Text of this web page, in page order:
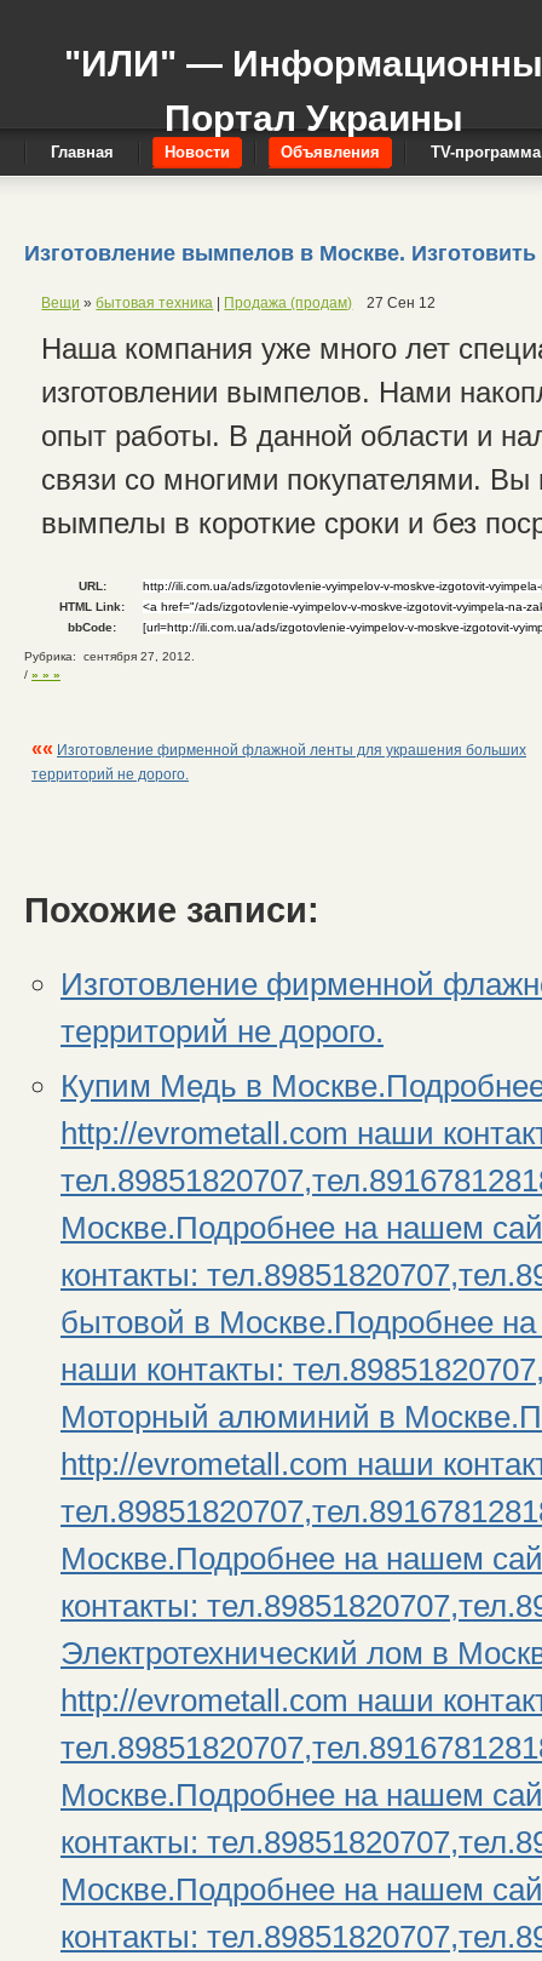
"ИЛИ" —
Портал Украины
Главная Новости Объявления TV-программа
Изготовление вымпелов в Москве.
Вещи »бытовая техника Продажа (продам) 27 Сен 12
Наша компания уже много лет
изготовлении вымпелов. Нами
опыт работы. В данной области и
связи со многими покупателями. Вы
вымпелы в короткие сроки и без
URL:
HTML Link:
bbCode:
Рубрика: сентября 27, 2012.
/ » » »
«« Изготовление фирменной флажной ленты для украшения больших
территорий не дорого.
Похожие записи:
Изготовление фирменной
территорий не дорого.
Купим Медь в
http://evrometall.com наши
Москве.Подробнее на нашем
контакты:
бытовой в Москве.Подробнее
наши контакты:
Моторный алюминий в
http://evrometall.com наши
Москве.Подробнее на нашем
контакты:
Электротехнический лом в
http://evrometall.com наши
Москве.Подробнее на нашем
контакты:
Москве.Подробнее на нашем
контакты: